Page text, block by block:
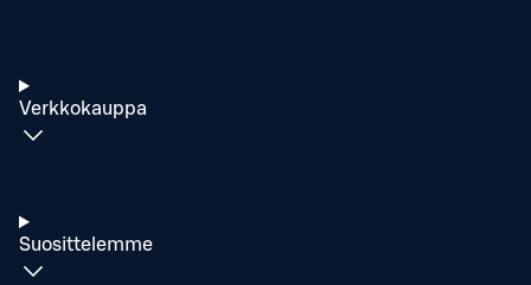
Verkkokauppa
Suosittelemme